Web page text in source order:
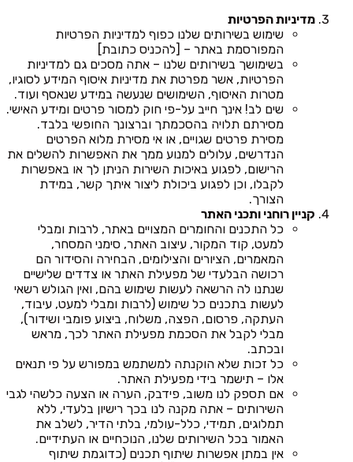
מדיניות הפרטיות
שימוש בשירותים שלנו כפוף למדיניות הפרטיות
המפורסמת באתר – [להכניס כתובת]
בשימושך בשירותים שלנו – אתה מסכים גם למדיניות
הפרטיות, אשר מפרטת את מדיניות איסוף המידע לסוגיו,
מטרות האיסוף, השימושים שנעשה במידע שנאסף ועוד.
שים לב! אינך חייב על-פי חוק למסור פרטים ומידע האישי.
מסירתם תלויה בהסכמתך וברצונך החופשי בלבד.
מסירת פרטים שגויים, או אי מסירת מלוא הפרטים
הנדרשים, עלולים למנוע ממך את האפשרות להשלים את
הרישום, לפגוע באיכות השירות הניתן לך או באפשרות
לקבלו, וכן לפגוע ביכולת ליצור איתך קשר, במידת
הצורך.
קניין רוחני ותכני האתר
כל התכנים והחומרים המצויים באתר, לרבות ומבלי
למעט, קוד המקור, עיצוב האתר, סימני המסחר,
המאמרים, הציורים והצילומים, הבחירה והסידור הם
רכושה הבלעדי של מפעילת האתר או צדדים שלישיים
שנתנו לה הרשאה לעשות שימוש בהם, ואין הגולש רשאי
לעשות בתכנים כל שימוש (לרבות ומבלי למעט, עיבוד,
העתקה, פרסום, הפצה, משלוח, ביצוע פומבי ושידור),
מבלי לקבל את הסכמת מפעילת האתר לכך, מראש
ובכתב.
כל זכות שלא הוקנתה למשתמש במפורש על פי תנאים
אלו – תישמר בידי מפעילת האתר.
אם תספק לנו משוב, פידבק, הערה או הצעה כלשהי לגבי
השירותים – אתה מקנה לנו בכך רישיון בלעדי, ללא
תמלוגים, תמידי, כלל-עולמי, בלתי הדיר, לשלב את
האמור בכל השירותים שלנו, הנוכחיים או העתידיים.
אין במתן אפשרות שיתוף תכנים (כדוגמת שיתוף